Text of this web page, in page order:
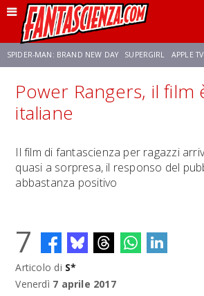
SPIDER-MAN: BRAND NEW DAY SUPERGIRL APPLE
FRANCO RICCIARDIELLO ZENDAYA STAR TREK
Power Rangers, il film
italiane
Il film di fantascienza per ragazzi
quasi a sorpresa, il responso del
abbastanza positivo
7
Articolo di S*
Venerdì 7 aprile 2017